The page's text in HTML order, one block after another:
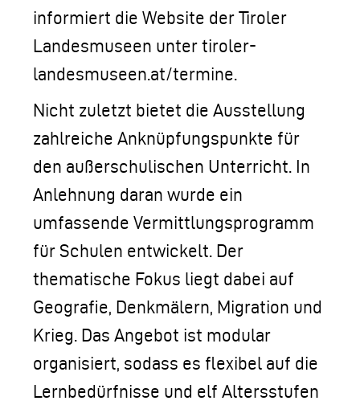
informiert die Website der Tiroler
Landesmuseen unter tiroler-
landesmuseen.at/termine.
Nicht zuletzt bietet die Ausstellung
zahlreiche Anknüpfungspunkte für
den außerschulischen Unterricht. In
Anlehnung daran wurde ein
umfassende Vermittlungsprogramm
für Schulen entwickelt. Der
thematische Fokus liegt dabei auf
Geografie, Denkmälern, Migration und
Krieg. Das Angebot ist modular
organisiert, sodass es flexibel auf die
Lernbedürfnisse und elf Altersstufen